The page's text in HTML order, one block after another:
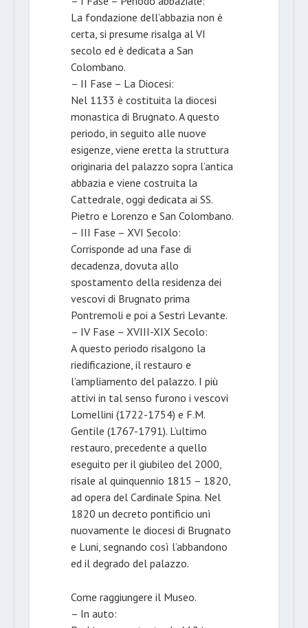
La fondazione dell’abbazia non è
certa, si presume risalga al VI
secolo ed è dedicata a San
Colombano.
– II Fase – La Diocesi:
Nel 1133 è costituita la diocesi
monastica di Brugnato. A questo
periodo, in seguito alle nuove
esigenze, viene eretta la struttura
originaria del palazzo sopra l’antica
abbazia e viene costruita la
Cattedrale, oggi dedicata ai SS.
Pietro e Lorenzo e San Colombano.
– III Fase – XVI Secolo:
Corrisponde ad una fase di
decadenza, dovuta allo
spostamento della residenza dei
vescovi di Brugnato prima
Pontremoli e poi a Sestri Levante.
– IV Fase – XVIII-XIX Secolo:
A questo periodo risalgono la
riedificazione, il restauro e
l’ampliamento del palazzo. I più
attivi in tal senso furono i vescovi
Lomellini (1722-1754) e F.M.
Gentile (1767-1791). L’ultimo
restauro, precedente a quello
eseguito per il giubileo del 2000,
risale al quinquennio 1815 – 1820,
ad opera del Cardinale Spina. Nel
1820 un decreto pontificio unì
nuovamente le diocesi di Brugnato
e Luni, segnando così l’abbandono
ed il degrado del palazzo.
Come raggiungere il Museo.
– In auto: